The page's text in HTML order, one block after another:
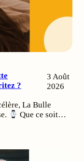
?
3 Août
2026
La Bulle
Que ce soit…